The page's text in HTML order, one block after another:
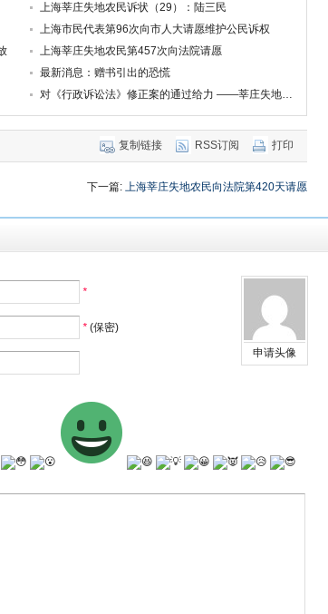
上海莘庄失地农民诉状（29）：陆三民
上海市民代表第96次向市人大请愿维护公民诉权
上海莘庄失地农民第457次向法院请愿
最新消息：赠书引出的恐慌
对《行政诉讼法》修正案的通过给力 ——莘庄失地农民代表赴北京向“二会”表达民意
打印
RSS订阅
复制链接
下一篇: 上海莘庄失地农民向法院第420天请愿
*
*(保密)
申请头像